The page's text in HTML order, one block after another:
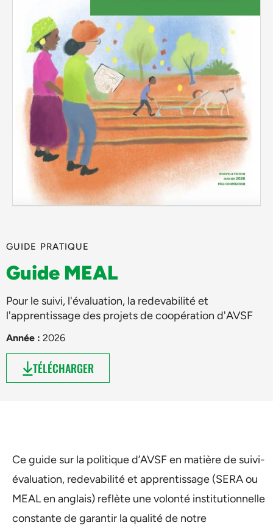
GUIDE PRATIQUE
Guide MEAL
Pour le suivi, l'évaluation, la redevabilité et
l'apprentissage des projets de coopération d'AVSF
Année : 2026
TÉLÉCHARGER
Ce guide sur la politique d’AVSF en matière de suivi-
évaluation, redevabilité et apprentissage (SERA ou
MEAL en anglais) reflète une volonté institutionnelle
constante de garantir la qualité de notre